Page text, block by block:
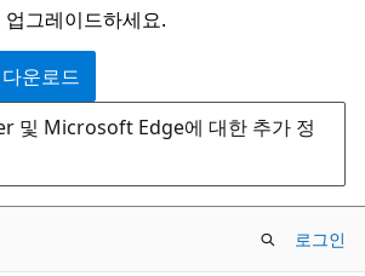
그레이드하세요.
운로드
및 Microsoft Edge에 대한 추가 정
로그인